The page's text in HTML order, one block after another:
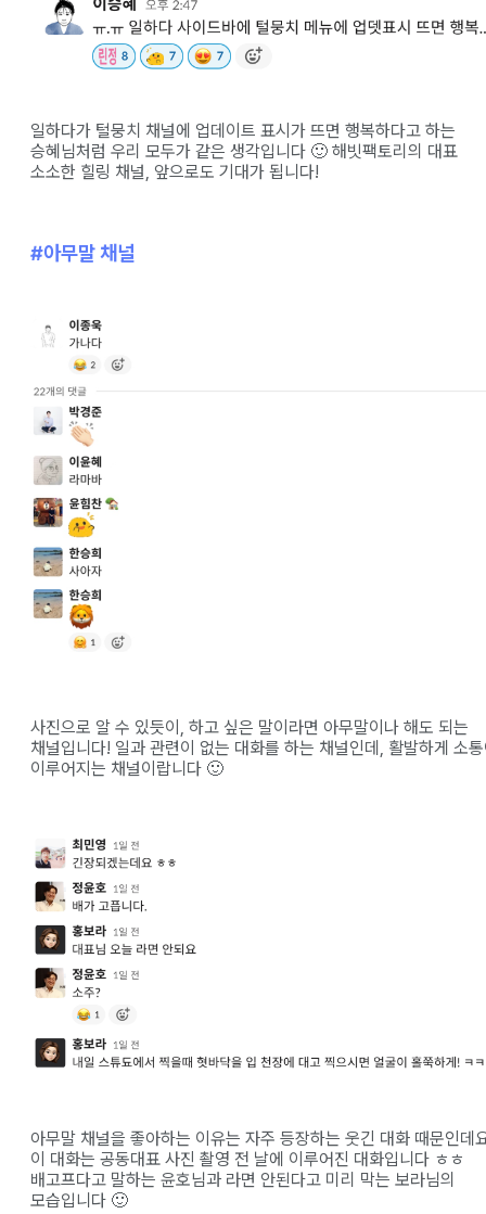
일하다가 털뭉치 채널에 업데이트 표시가 뜨면 행복하다고 하는
승혜님처럼 우리 모두가 같은 생각입니다 🙂 해빗팩토리의 대표
소소한 힐링 채널, 앞으로도 기대가 됩니다!
#아무말 채널
사진으로 알 수 있듯이, 하고 싶은 말이라면 아무말이나 해도 되는
채널입니다! 일과 관련이 없는 대화를 하는 채널인데, 활발하게 소
이루어지는 채널이랍니다 🙂
아무말 채널을 좋아하는 이유는 자주 등장하는 웃긴 대화 때문인데
이 대화는 공동대표 사진 촬영 전 날에 이루어진 대화입니다 ㅎㅎ
배고프다고 말하는 윤호님과 라면 안된다고 미리 막는 보라님의
모습입니다 🙂